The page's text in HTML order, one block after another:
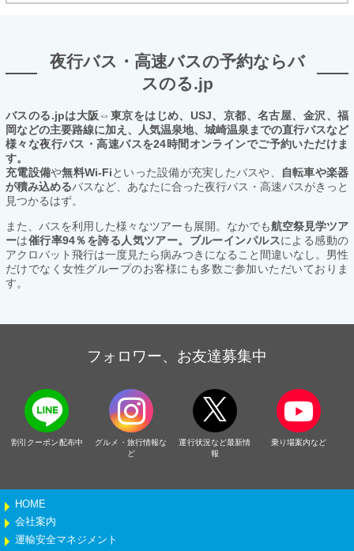
夜行バス・高速バスの予約ならバ
スのる.jp
バスのる.jpは大阪⇔東京をはじめ、USJ、京都、名古屋、金沢、福
岡などの主要路線に加え、人気温泉地、城崎温泉までの直行バスなど
様々な夜行バス・高速バスを24時間オンラインでご予約いただけま
す。
充電設備や無料Wi-Fiといった設備が充実したバスや、
自転車や楽器
が積み込めるバスなど、あなたに合った夜行バス・高速バスがきっと
見つかるはず。
また、バスを利用した様々なツアーも展開。なかでも航空祭見学ツア
ーは催行率94％を誇る人気ツアー。ブルーインパルスによる感動の
アクロバット飛行は一度見たら病みつきになること間違いなし。男性
だけでなく女性グループのお客様にも多数ご参加いただいておりま
す。
フォロワー、お友達募集中
割引クーポン配布中
グルメ・旅行情報な
ど
運行状況など最新情
報
乗り場案内など
HOME
会社案内
運輸安全マネジメント